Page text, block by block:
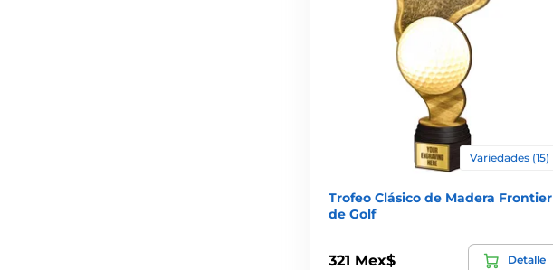
Variedades (15)
Trofeo Clásico de Madera Frontier
de Golf
321 Mex$ Detalle